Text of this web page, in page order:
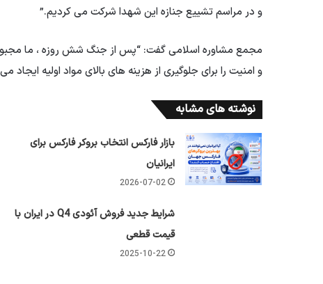
و در مراسم تشییع جنازه این شهدا شرکت می کردیم.”
مجمع مشاوره اسلامی گفت: “پس از جنگ شش روزه ، ما مجبور
و امنیت را برای جلوگیری از هزینه های بالای مواد اولیه ایجاد
نوشته های مشابه
بازار فارکس انتخاب بروکر فارکس برای
ایرانیان
2026-07-02
شرایط جدید فروش آئودی Q4 در ایران با
قیمت قطعی
2025-10-22